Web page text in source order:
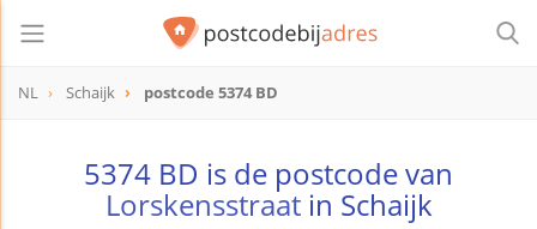
NL Schaijk postcode 5374 BD
5374 BD is de postcode van
Lorskensstraatin Schaijk